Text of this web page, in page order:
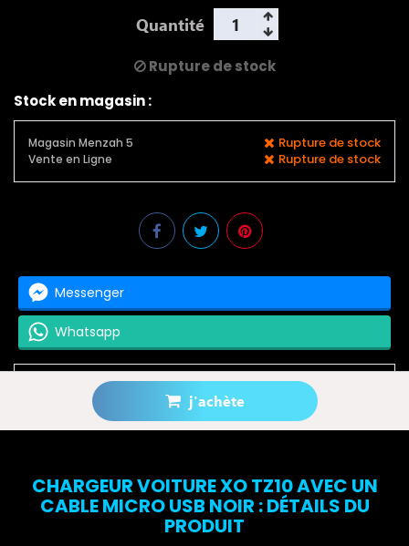
Quantité
j'achète
Rupture de stock
Stock en magasin :
Magasin Menzah 5 Rupture de stock
Vente en Ligne Rupture de stock
Messenger
Whatsapp
Prévenez-moi lorsque le produit est disponible
CHARGEUR VOITURE XO TZ10 AVEC UN
CABLE MICRO USB NOIR : DÉTAILS DU
PRODUIT